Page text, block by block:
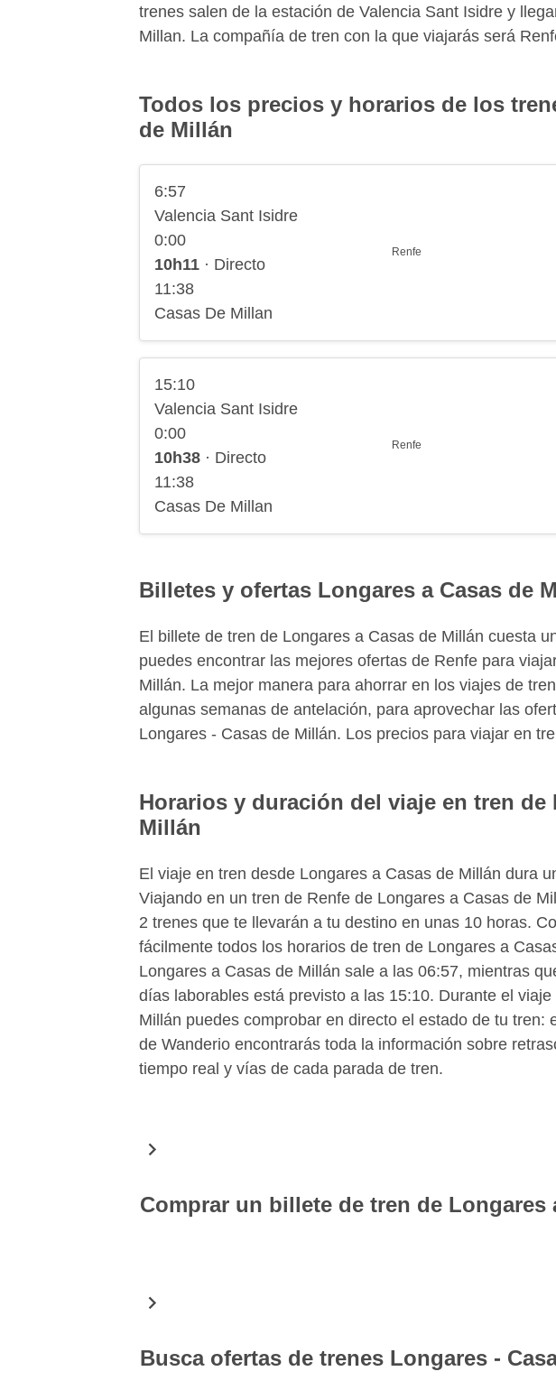
trenes salen de la estación de Valencia Sant Isidre y
Millan. La compañía de tren con la que viajarás será
Todos los precios y horarios de los
de Millán
6:57
Valencia Sant Isidre
0:00
10h11 · Directo
11:38
Casas De Millan
Renfe
15:10
Valencia Sant Isidre
0:00
10h38 · Directo
11:38
Casas De Millan
Renfe
Billetes y ofertas Longares a Casas de
El billete de tren de Longares a Casas de Millán cuesta
puedes encontrar las mejores ofertas de Renfe para
Millán. La mejor manera para ahorrar en los viajes de
algunas semanas de antelación, para aprovechar las
Longares - Casas de Millán. Los precios para viajar en
Horarios y duración del viaje en tren de
Millán
El viaje en tren desde Longares a Casas de Millán dura
Viajando en un tren de Renfe de Longares a Casas de
2 trenes que te llevarán a tu destino en unas 10 horas.
fácilmente todos los horarios de tren de Longares a
Longares a Casas de Millán sale a las 06:57, mientras
días laborables está previsto a las 15:10. Durante el
Millán puedes comprobar en directo el estado de tu tren:
de Wanderio encontrarás toda la información sobre
tiempo real y vías de cada parada de tren.
Comprar un billete de tren de Longares
fecha seleccionada y puedes elegir el que mejor se
Longares-Casas de Millán en tiempo real, comprobando
Busca ofertas de trenes Longares -